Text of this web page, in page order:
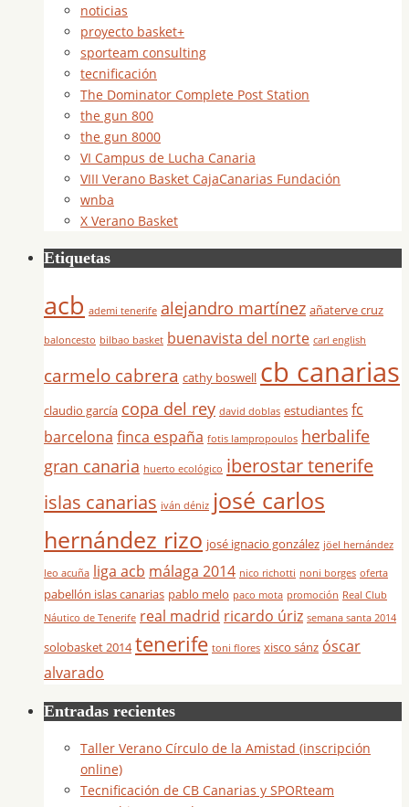
noticias
proyecto basket+
sporteam consulting
tecnificación
The Dominator Complete Post Station
the gun 800
the gun 8000
VI Campus de Lucha Canaria
VIII Verano Basket CajaCanarias Fundación
wnba
X Verano Basket
Etiquetas
acb ademi tenerife alejandro martínez añaterve cruz
baloncesto bilbao basket buenavista del norte carl english
carmelo cabrera cathy boswell cb canarias
claudio garcía copa del rey david doblas estudiantes fc
barcelona finca españa fotis lampropoulos herbalife
gran canaria huerto ecológico iberostar tenerife
islas canarias iván déniz josé carlos
hernández rizo josé ignacio gonzález jöel hernández
leo acuña liga acb málaga 2014 nico richotti noni borges oferta
pabellón islas canarias pablo melo paco mota promoción Real Club
Náutico de Tenerife real madrid ricardo úriz semana santa 2014
solobasket 2014 tenerife toni flores xisco sánz óscar
alvarado
Entradas recientes
Taller Verano Círculo de la Amistad (inscripción
online)
Tecnificación de CB Canarias y SPORteam